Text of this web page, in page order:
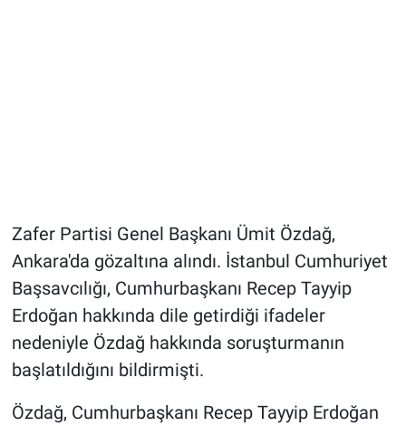
Zafer Partisi Genel Başkanı Ümit Özdağ,
Ankara'da gözaltına alındı. İstanbul Cumhuriyet
Başsavcılığı, Cumhurbaşkanı Recep Tayyip
Erdoğan hakkında dile getirdiği ifadeler
nedeniyle Özdağ hakkında soruşturmanın
başlatıldığını bildirmişti.
Özdağ, Cumhurbaşkanı Recep Tayyip Erdoğan